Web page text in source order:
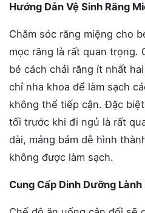
Hướng Dẫn Vệ Sinh Răng
Chăm sóc răng miệng cho
mọc răng là rất quan trọng.
bé cách chải răng ít nhất
chỉ nha khoa để làm sạch
không thể tiếp cận. Đặc
tối trước khi đi ngủ là rất
dài, mảng bám dễ hình
không được làm sạch.
Cung Cấp Dinh Dưỡng Lành